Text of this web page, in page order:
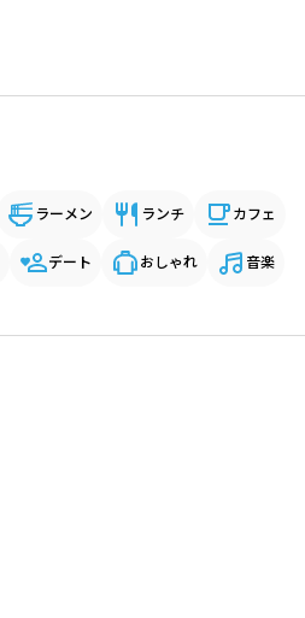
ラーメン ランチ カフェ
デート おしゃれ 音楽